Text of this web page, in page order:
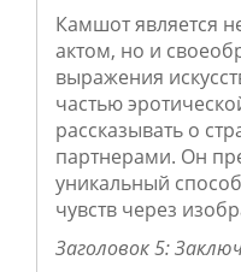
Камшот является
актом, но и
выражения
частью
рассказывать о
партнерами. Он
уникальный
чувств через
Заголовок 5: